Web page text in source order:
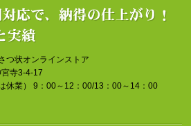
つ状オンラインストア
寺3-4-17
休業） 9：00～12：00/13：00～14：00